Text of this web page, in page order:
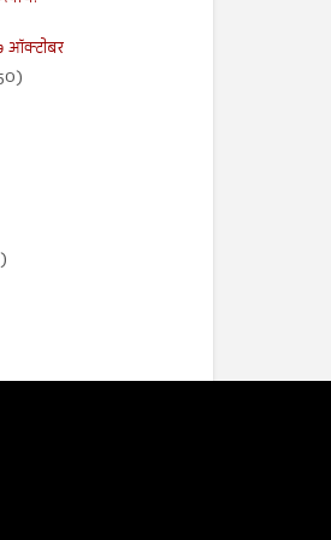
सरकारने
ऑक्टोबर